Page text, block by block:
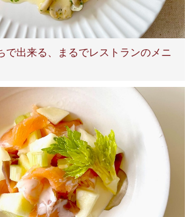
で出来る、まるでレストランのメニ